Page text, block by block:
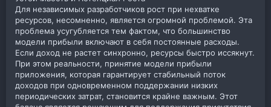
Для независимых разработчиков рост при нехватке
ресурсов, несомненно, является огромной проблемой. Эта
проблема усугубляется тем фактом, что большинство
модели прибыли включают в себя постоянные расходы.
Если доход не растет синхронно, ресурсы быстро иссякнут.
При этом реальности, принятие модели прибыли
приложения, которая гарантирует стабильный поток
доходов при одновременном поддержании низких
периодических затрат, становится крайне важным. Этот